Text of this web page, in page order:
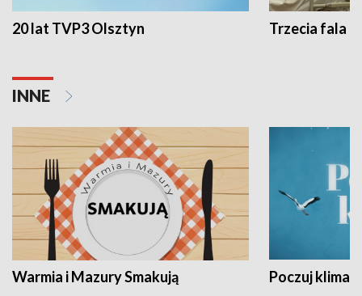
20 lat TVP3 Olsztyn Trzecia fala -
INNE
Warmia i Mazury Smakują Poczuj klimat